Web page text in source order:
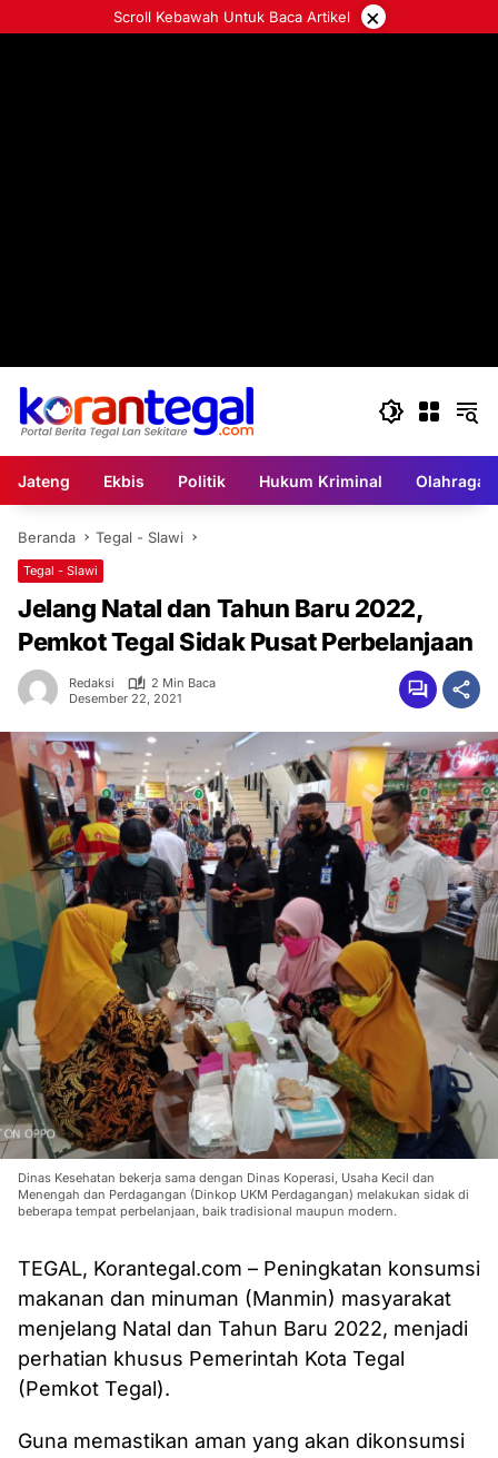
ke
Scroll Kebawah Untuk Baca Artikel ×
Jateng Ekbis Politik Hukum Kriminal Olahraga
Beranda Tegal - Slawi
Tegal - Slawi
Jelang Natal dan Tahun Baru 2022,
Pemkot Tegal Sidak Pusat Perbelanjaan
Redaksi
2 Min Baca
Desember 22, 2021
Dinas Kesehatan bekerja sama dengan Dinas Koperasi, Usaha Kecil dan
Menengah dan Perdagangan (Dinkop UKM Perdagangan) melakukan sidak di
beberapa tempat perbelanjaan, baik tradisional maupun modern.
TEGAL, Korantegal.com – Peningkatan konsumsi
makanan dan minuman (Manmin) masyarakat
menjelang Natal dan Tahun Baru 2022, menjadi
perhatian khusus Pemerintah Kota Tegal
(Pemkot Tegal).
Guna memastikan aman yang akan dikonsumsi